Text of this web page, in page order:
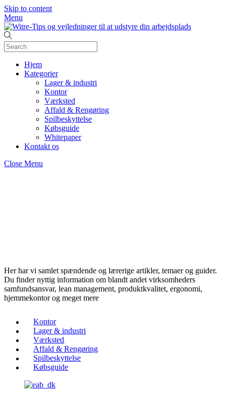
Skip to content
Menu
Hjem
Kategorier
Lager & industri
Kontor
Værksted
Affald & Rengøring
Spilbeskyttelse
Købsguide
Whitepaper
Kontakt os
Close Menu
Her har vi samlet spændende og lærerige artikler, temaer og guider.
Du finder nyttig information om blandt andet virksomheders
samfundsansvar, lean management, produktkvalitet, ergonomi,
hjemmekontor og meget mere
Kontor
Lager & industri
Værksted
Affald & Rengøring
Spilbeskyttelse
Købsguide